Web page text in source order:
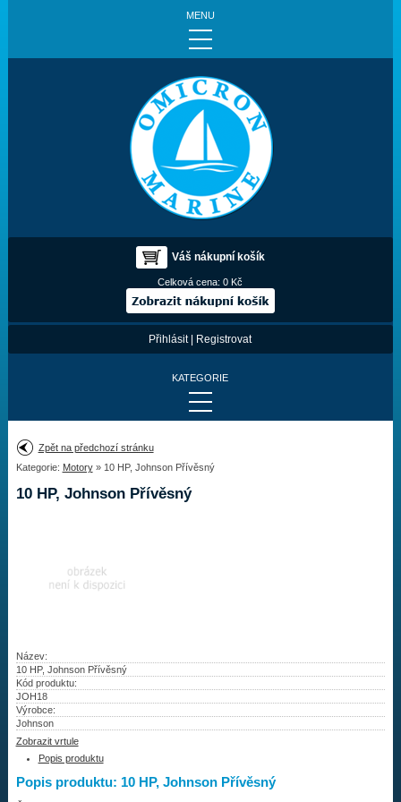
MENU
Váš nákupní košík
Celková cena:0 Kč
Přihlásit| Registrovat
KATEGORIE
Provedení:
Výrobce:
Najít vrtuli
Vrtule
Redukční pouzdra XHS
Kontakty
Aktuality
Zpět na předchozí stránku
Kategorie: Motory» 10 HP, Johnson Přívěsný
10 HP, Johnson Přívěsný
Název:
10 HP, Johnson Přívěsný
Kód produktu:
JOH18
Výrobce:
Johnson
Zobrazit vrtule
Popis produktu
Popis produktu: 10 HP, Johnson Přívěsný